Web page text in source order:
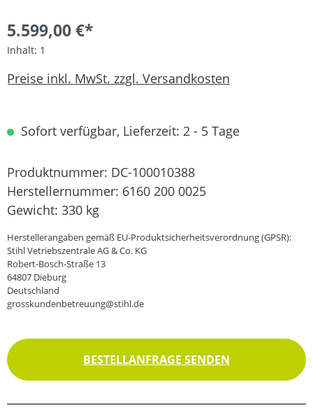
5.599,00 €*
Inhalt: 1
Preise inkl. MwSt. zzgl. Versandkosten
Sofort verfügbar, Lieferzeit: 2 - 5 Tage
Produktnummer: DC-100010388
Herstellernummer: 6160 200 0025
Gewicht: 330 kg
Herstellerangaben gemäß EU-Produktsicherheitsverordnung (GPSR):
Stihl Vetriebszentrale AG & Co. KG
Robert-Bosch-Straße 13
64807 Dieburg
Deutschland
grosskundenbetreuung@stihl.de
BESTELLANFRAGE SENDEN